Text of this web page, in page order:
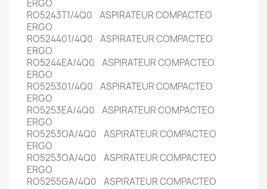
ERGO
RO5243T1/4Q0 ASPIRATEUR COMPACTEO
ERGO
RO524401/4Q0 ASPIRATEUR COMPACTEO
ERGO
RO5244EA/4Q0 ASPIRATEUR COMPACTEO
ERGO
RO525301/4Q0 ASPIRATEUR COMPACTEO
ERGO
RO5253EA/4Q0 ASPIRATEUR COMPACTEO
ERGO
RO5253OA/4Q0 ASPIRATEUR COMPACTEO
ERGO
RO5253OA/4Q0 ASPIRATEUR COMPACTEO
ERGO
RO5255GA/4Q0 ASPIRATEUR COMPACTEO